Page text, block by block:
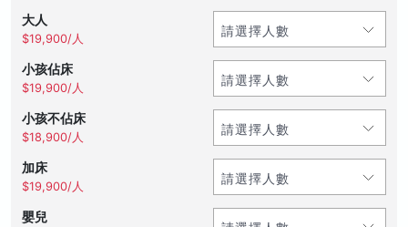
大人
$19,900/人
小孩佔床
$19,900/人
小孩不佔床
$18,900/人
加床
$19,900/人
嬰兒